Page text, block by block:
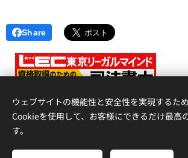
Share
アイリス国際司法書士・行政書士事務所、 香
目１３番７号 松岡ビル２Ｆ 、087-
ウェブサイトの機能性と安全性を実現するた
Cookieを使用して、お客様にできるだけ最高
す。